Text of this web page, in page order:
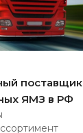
поставщик
ЯМЗ в РФ